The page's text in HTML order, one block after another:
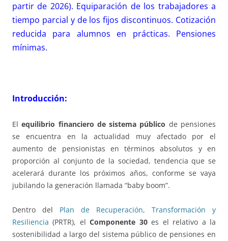
partir de 2026). Equiparación de los trabajadores a
tiempo parcial y de los fijos discontinuos. Cotización
reducida para alumnos en prácticas. Pensiones
mínimas.
Introducción:
Elequilibrio financiero de sistema público de pensiones
se encuentra en la actualidad muy afectado por el
aumento de pensionistas en términos absolutos y en
proporción al conjunto de la sociedad, tendencia que se
acelerará durante los próximos años, conforme se vaya
jubilando la generación llamada “baby boom”.
Dentro del Plan de Recuperación, Transformación y
Resiliencia (PRTR), elComponente 30es el relativo a la
sostenibilidad a largo del sistema público de pensiones en